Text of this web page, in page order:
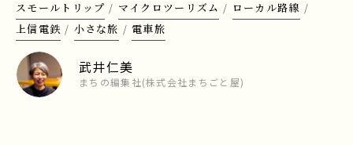
スモールトリップ
マイクロツーリズム
ローカル路線
上信電鉄
小さな旅 電車旅
武井仁美
まちの編集社(株式会社まちごと屋)